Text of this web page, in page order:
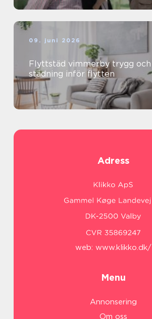
09. juni 2026
Flyttstäd vimmerby trygg och noggrann
städning inför flytten
Adress
web: www.klikko.dk/
Menu
Annonsering
Om oss